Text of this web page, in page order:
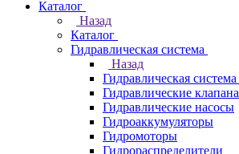
Каталог
Назад
Каталог
Гидравлическая система
Назад
Гидравлическая система
Гидравлические клапана
Гидравлические насосы
Гидроаккумуляторы
Гидромоторы
Гидрораспределители